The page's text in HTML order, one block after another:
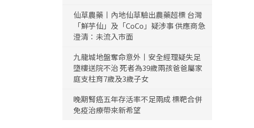
仙草農藥丨內地仙草驗出農藥超標 台灣
「鮮芋仙」及「CoCo」疑涉事 供應商急
澄清：未流入市面
九龍城地盤奪命意外丨安全經理疑失足
墮樓送院不治 死者為39歲兩孩爸爸屬家
庭支柱育7歲及3歲子女
晚期腎癌五年存活率不足兩成 標靶合併
免疫治療帶來新希望